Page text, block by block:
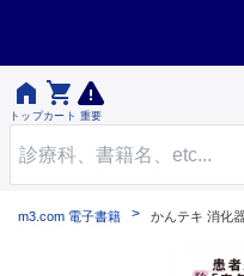

トップ

カート 重要
m3.com 電子書籍 かんテキ 消化